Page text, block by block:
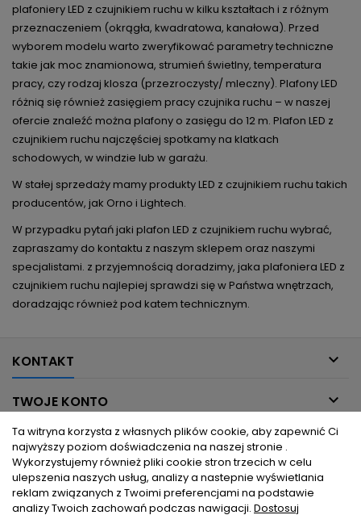
plafoniery LED z czujnikiem ruchu w kilku kształtach i z różnym
przeznaczeniem (okrągła, kwadratowa, kanałowa). Przed
wyborem modelu warto zweryfikować parametry techniczne
takie jak moc znamionowa, strumień świetlny, temperatura
pracy, czy rodzaj klosza (przezroczysty/ mleczny). Plafony LED
różnią się również zasięgiem pracy czujnika ruchu – w naszej
ofercie znaleźć można plafony o zasięgu do 12 m. Plafon LED z
czujnikiem ruchu najczęściej spotkamy na klatkach
schodowych, w windzie lub w garażu.
W stałej sprzedaży mamy produkty LED z czujnikiem ruchu takich
producentów, jak Orno i Lightech.
W przypadku pytań jaki plafon LED z czujnikiem ruchu wybrać,
zapraszamy do kontaktu z naszym sklepem oraz naszymi
specjalistami. z przyjemnością doradzimy, jaka plafoniera LED z
czujnikiem ruchu najlepiej sprawdzi się w Państwa wnętrzach,
doradzając również pod katem technicznym.
KONTAKT 
TWOJE KONTO 
INFORMACJE DLA CIEBIE 
PRODUKTY
Ta witryna korzysta z własnych plików cookie, aby zapewnić Ci
najwyższy poziom doświadczenia na naszej stronie .
Wykorzystujemy również pliki cookie stron trzecich w celu
ulepszenia naszych usług, analizy a nastepnie wyświetlania
reklam związanych z Twoimi preferencjami na podstawie
analizy Twoich zachowań podczas nawigacji. Dostosuj